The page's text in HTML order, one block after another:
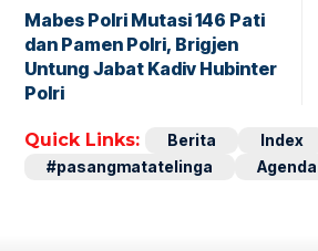
Mabes Polri Mutasi 146 Pati
dan Pamen Polri, Brigjen
Untung Jabat Kadiv Hubinter
Polri
Quick Links: Berita Index
#pasangmatatelinga
Agenda